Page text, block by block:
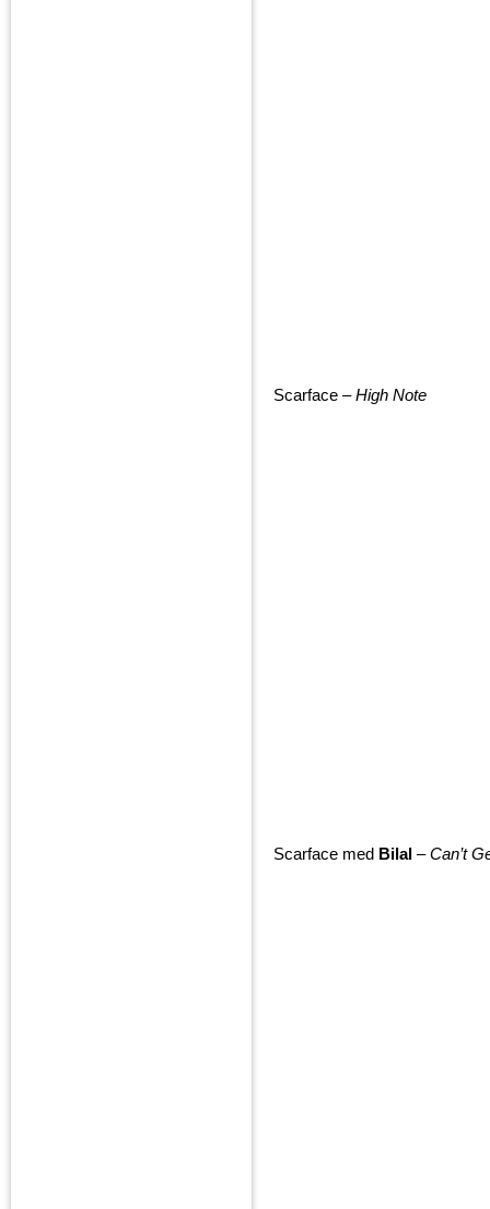
Scarface –High Note
Scarface med Bilal –Can’t